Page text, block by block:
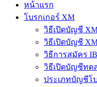
หน้าแรก
โบรกเกอร์ XM
วิธีเปิดบัญชี XM
วิธีเปิดบัญชี
วิธีการสมัคร
วิธีเปิดบัญชีทด
ประเภทบัญชีโบ